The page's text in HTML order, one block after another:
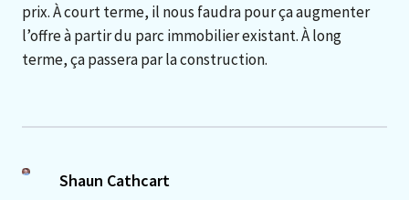
prix. À court terme, il nous faudra pour ça augmenter
l’offre à partir du parc immobilier existant. À long
terme, ça passera par la construction.
Shaun Cathcart